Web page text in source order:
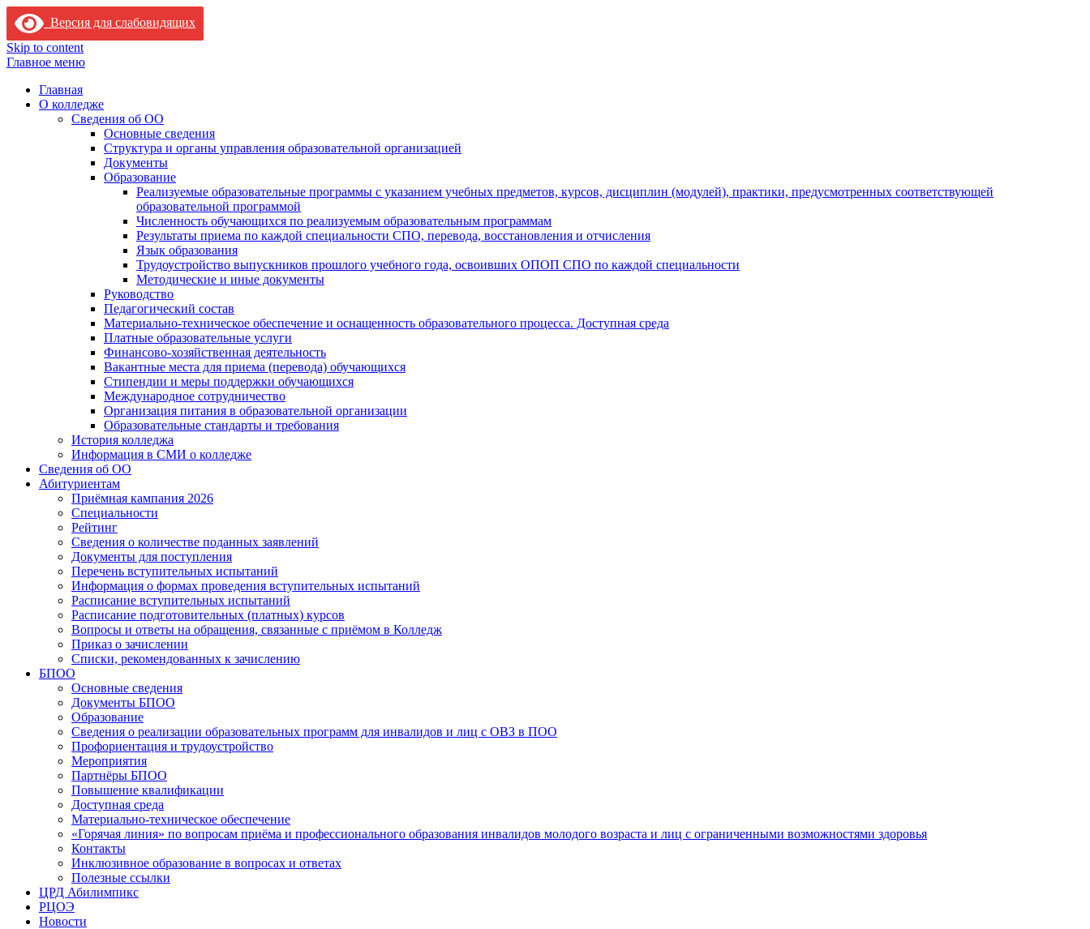
Версия для слабовидящих
Skip to content
Главное меню
Главная
О колледже
Сведения об ОО
Основные сведения
Структура и органы управления образовательной организацией
Документы
Образование
Реализуемые образовательные программы с указанием учебных предметов, курсов, дисциплин (модулей), практики, предусмотренных соответствующей
образовательной программой
Численность обучающихся по реализуемым образовательным программам
Результаты приема по каждой специальности СПО, перевода, восстановления и отчисления
Язык образования
Трудоустройство выпускников прошлого учебного года, освоивших ОПОП СПО по каждой специальности
Методические и иные документы
Руководство
Педагогический состав
Материально-техническое обеспечение и оснащенность образовательного процесса. Доступная среда
Платные образовательные услуги
Финансово-хозяйственная деятельность
Вакантные места для приема (перевода) обучающихся
Стипендии и меры поддержки обучающихся
Международное сотрудничество
Организация питания в образовательной организации
Образовательные стандарты и требования
История колледжа
Информация в СМИ о колледже
Сведения об ОО
Абитуриентам
Приёмная кампания 2026
Специальности
Рейтинг
Сведения о количестве поданных заявлений
Документы для поступления
Перечень вступительных испытаний
Информация о формах проведения вступительных испытаний
Расписание вступительных испытаний
Расписание подготовительных (платных) курсов
Вопросы и ответы на обращения, связанные с приёмом в Колледж
Приказ о зачислении
Списки, рекомендованных к зачислению
БПОО
Основные сведения
Документы БПОО
Образование
Сведения о реализации образовательных программ для инвалидов и лиц с ОВЗ в ПОО
Профориентация и трудоустройство
Мероприятия
Партнёры БПОО
Повышение квалификации
Доступная среда
Материально-техническое обеспечение
«Горячая линия» по вопросам приёма и профессионального образования инвалидов молодого возраста и лиц с ограниченными возможностями здоровья
Контакты
Инклюзивное образование в вопросах и ответах
Полезные ссылки
ЦРД Абилимпикс
РЦОЭ
Новости